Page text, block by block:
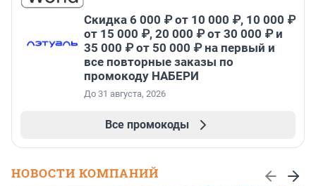
Скидка 6 000 ₽ от 10 000 ₽, 10 000 ₽
от 15 000 ₽, 20 000 ₽ от 30 000 ₽ и
35 000 ₽ от 50 000 ₽ на первый и
все повторные заказы по
промокоду НАБЕРИ
До 31 августа, 2026
Все промокоды
НОВОСТИ КОМПАНИЙ